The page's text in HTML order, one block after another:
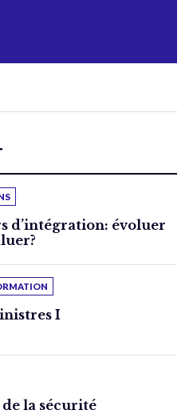
d’intégration: évoluer
I
la sécurité